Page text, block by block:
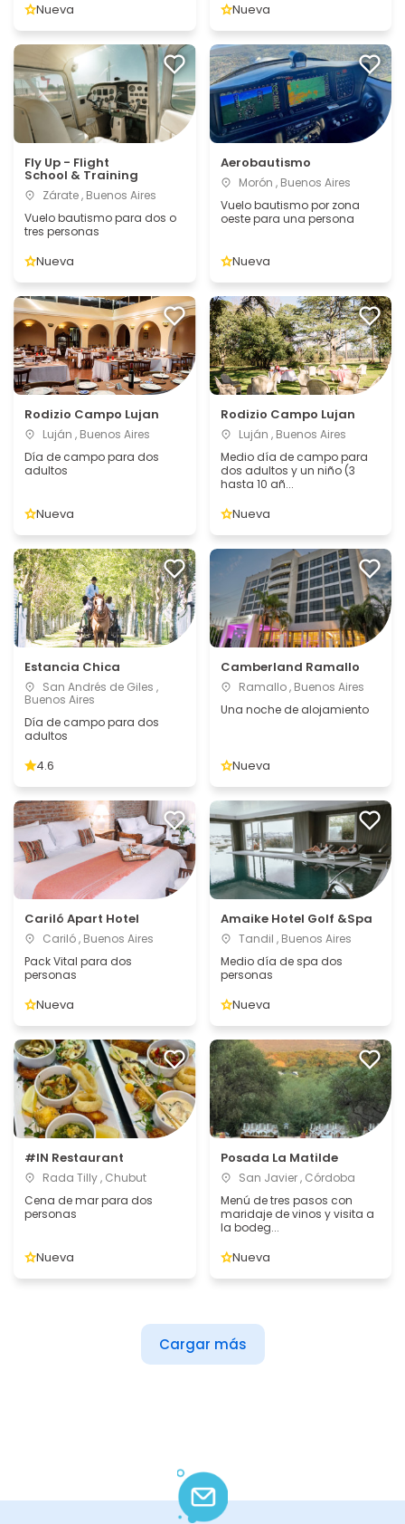
Nueva Nueva
Fly Up - Flight
School & Training
Zárate , Buenos Aires
Vuelo bautismo para dos o
tres personas
Nueva
Aerobautismo
Morón , Buenos Aires
Vuelo bautismo por zona
oeste para una persona
Nueva
Rodizio Campo Lujan
Luján , Buenos Aires
Día de campo para dos
adultos
Nueva
Rodizio Campo Lujan
Luján , Buenos Aires
Medio día de campo para
dos adultos y un niño (3
hasta 10 añ...
Nueva
Estancia Chica
San Andrés de Giles ,
Buenos Aires
Día de campo para dos
adultos
4.6
Camberland Ramallo
Ramallo , Buenos Aires
Una noche de alojamiento
Nueva
Cariló Apart Hotel
Cariló , Buenos Aires
Pack Vital para dos
personas
Nueva
Amaike Hotel Golf &Spa
Tandil , Buenos Aires
Medio día de spa dos
personas
Nueva
#IN Restaurant
Rada Tilly , Chubut
Cena de mar para dos
personas
Nueva
Posada La Matilde
San Javier , Córdoba
Menú de tres pasos con
maridaje de vinos y visita a
la bodeg...
Nueva
Cargar más